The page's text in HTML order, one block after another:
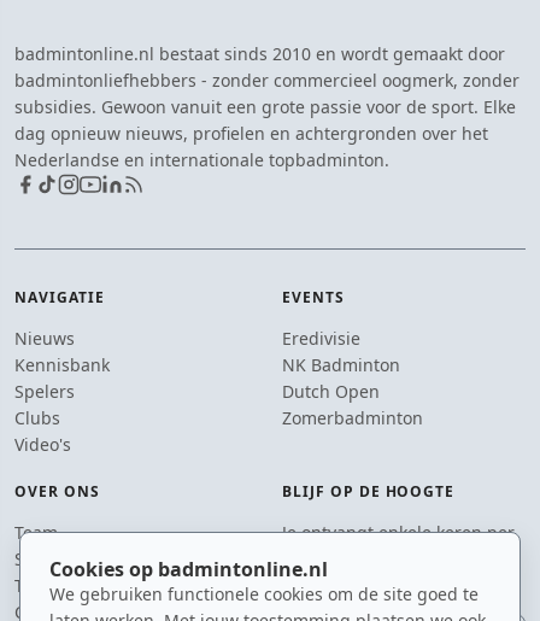
Cookies op badmintonline.nl
We gebruiken functionele cookies om de site goed te
badmintonline.nl bestaat sinds 2010 en wordt gemaakt door
badmintonliefhebbers - zonder commercieel oogmerk, zonder
subsidies. Gewoon vanuit een grote passie voor de sport. Elke
dag opnieuw nieuws, profielen en achtergronden over het
Nederlandse en internationale topbadminton.
NAVIGATIE
Nieuws
Kennisbank
Spelers
Clubs
Video's
EVENTS
Eredivisie
NK Badminton
Dutch Open
Zomerbadminton
OVER ONS
Team
Supporters
Tip de redactie
Contact
BLIJF OP DE HOOGTE
Je ontvangt enkele keren per
jaar een e-mail met het
laatste badmintonnieuws.